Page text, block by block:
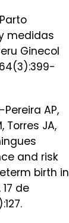
medidas
Ginecol
AP,
Torres JA,
and risk
birth in
de